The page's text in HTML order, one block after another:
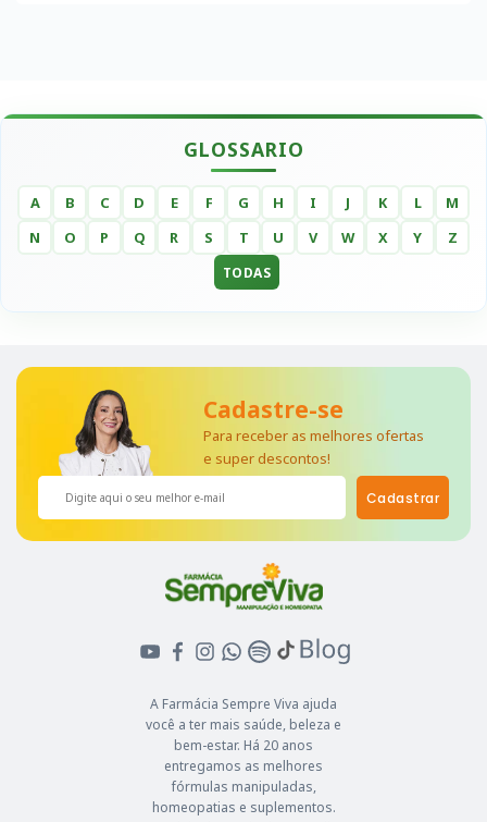
GLOSSARIO
A B C D E F G H I J K L
M
N
O P Q R S T U V W X Y Z
TODAS
A Farmácia Sempre Viva ajuda
você a ter mais saúde, beleza e
bem-estar. Há 20 anos
entregamos as melhores
fórmulas manipuladas,
homeopatias e suplementos.
Cadastre-se
Para receber as melhores ofertas
e super descontos!
Cadastrar